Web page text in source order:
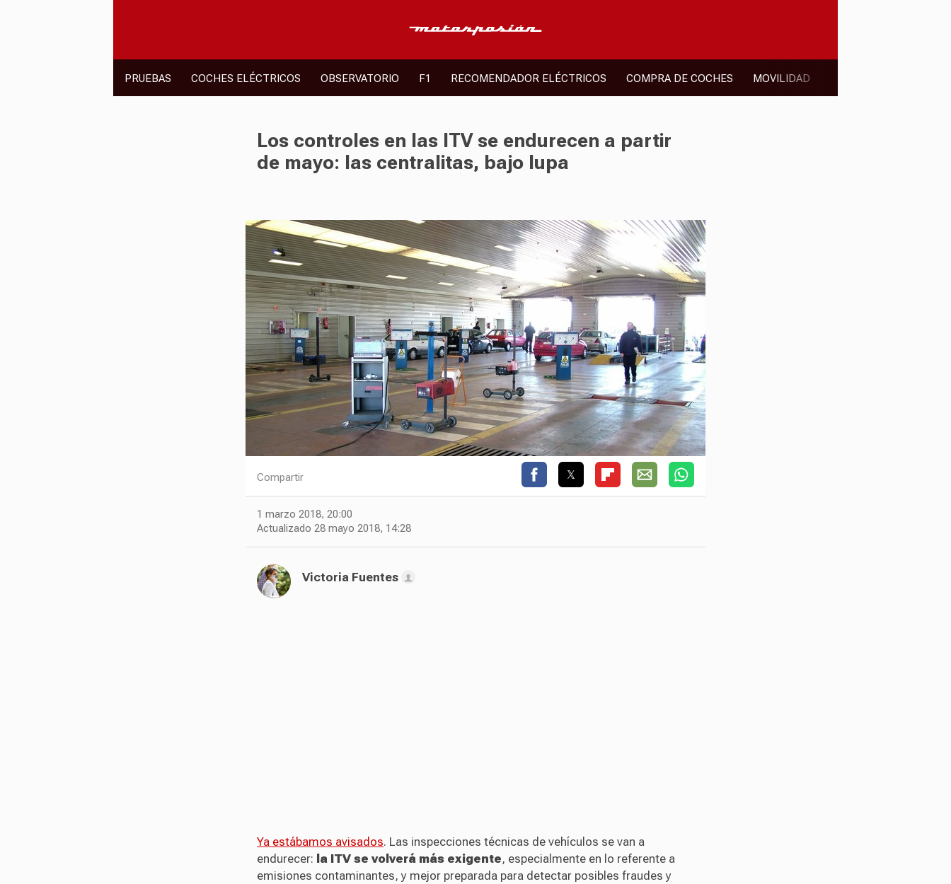
PRUEBAS COCHES ELÉCTRICOS OBSERVATORIO F1 RECOMENDADOR ELÉCTRICOS COMPRA DE COCHES MOVILIDAD
Los controles en las ITV se endurecen a partir
de mayo: las centralitas, bajo lupa
Compartir
1 marzo 2018, 20:00
Actualizado 28 mayo 2018, 14:28
Victoria Fuentes
Ya estábamos avisados. Las inspecciones técnicas de vehículos se van a
endurecer: la ITV se volverá más exigente, especialmente en lo referente a
emisiones contaminantes, y mejor preparada para detectar posibles fraudes y